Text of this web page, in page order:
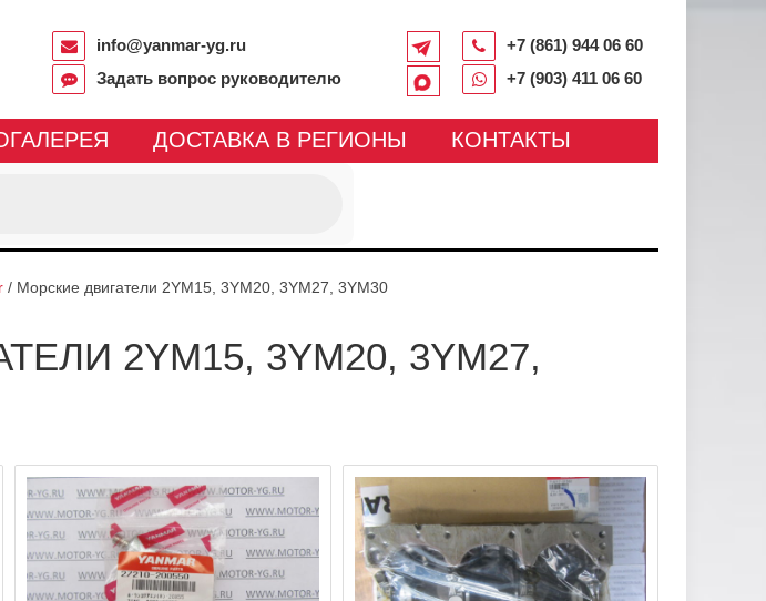
+7 (861) 944 06 60
+7 (903) 411 06 60
info@yanmar-yg.ru
Задать вопрос руководителю
ДОСТАВКА В РЕГИОНЫ КОНТАКТЫ
/ Морские двигатели 2YM15, 3YM20, 3YM27, 3YM30
2YM15, 3YM20, 3YM27,